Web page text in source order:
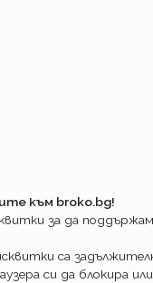
и до скоро!
към broko.bg!
за да
са
си да блокира